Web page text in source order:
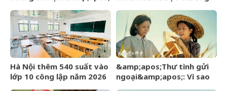
bao người mê mẩn
giây sau đã bị Khánh Thi
&amp;apos;tịch
thu&amp;apos;
Hà Nội thêm 540 suất vào
lớp 10 công lập năm 2026
&amp;apos;Thư tình gửi
ngoại&amp;apos;: Vì sao